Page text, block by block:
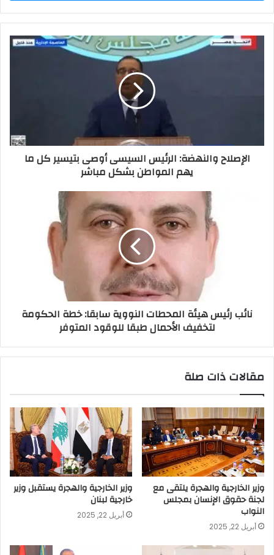
الإصلاح والنهضة: الرئيس السيسى أوصى بتيسير كل ما
يهم المواطن بشكل مباشر
نائب رئيس هيئة المحطات النووية سابقا: خطة الحكومة
لتخفيف الأحمال طبقا للوقود المتوفر
مقالات ذات صلة
وزير الخارجية والهجرة يلتقى مع
لجنة حقوق الإنسان بمجلس
النواب
أبريل 22, 2025
وزير الخارجية والهجرة يستقبل وزير
خارجية لبنان
أبريل 22, 2025